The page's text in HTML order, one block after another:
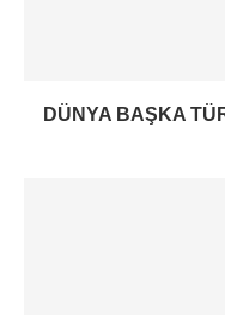
DÜNYA BAŞKA